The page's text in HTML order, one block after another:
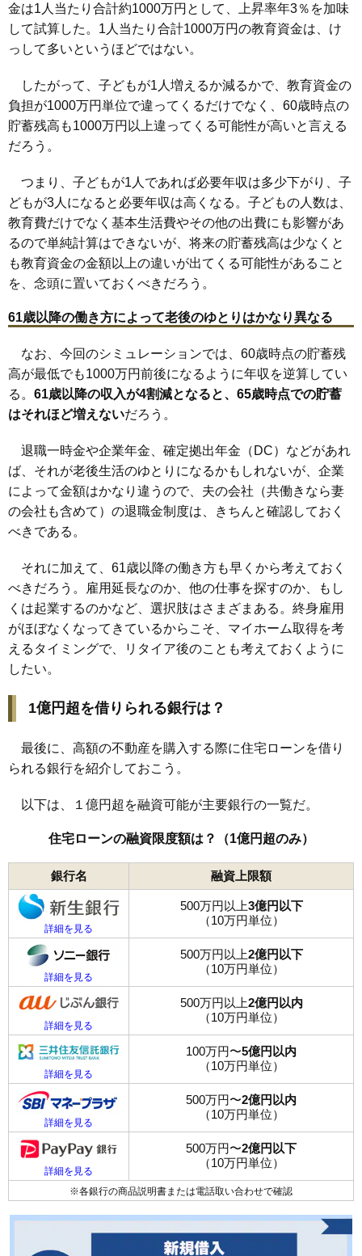
金は1人当たり合計約1000万円として、上昇率年3％を加味
して試算した。1人当たり合計1000万円の教育資金は、け
っして多いというほどではない。
したがって、子どもが1人増えるか減るかで、教育資金の
負担が1000万円単位で違ってくるだけでなく、60歳時点の
貯蓄残高も1000万円以上違ってくる可能性が高いと言える
だろう。
つまり、子どもが1人であれば必要年収は多少下がり、子
どもが3人になると必要年収は高くなる。子どもの人数は、
教育費だけでなく基本生活費やその他の出費にも影響があ
るので単純計算はできないが、将来の貯蓄残高は少なくと
も教育資金の金額以上の違いが出てくる可能性があること
を、念頭に置いておくべきだろう。
61歳以降の働き方によって老後のゆとりはかなり異なる
なお、今回のシミュレーションでは、60歳時点の貯蓄残
高が最低でも1000万円前後になるように年収を逆算してい
る。 61歳以降の収入が4割減となると、65歳時点での貯蓄
はそれほど増えないだろう。
退職一時金や企業年金、確定拠出年金（DC）などがあれ
ば、それが老後生活のゆとりになるかもしれないが、企業
によって金額はかなり違うので、夫の会社（共働きなら妻
の会社も含めて）の退職金制度は、きちんと確認しておく
べきである。
それに加えて、61歳以降の働き方も早くから考えておく
べきだろう。雇用延長なのか、他の仕事を探すのか、もし
くは起業するのかなど、選択肢はさまざまある。終身雇用
がほぼなくなってきているからこそ、マイホーム取得を考
えるタイミングで、リタイア後のことも考えておくように
したい。
1億円超を借りられる銀行は？
最後に、高額の不動産を購入する際に住宅ローンを借り
られる銀行を紹介しておこう。
以下は、１億円超を融資可能が主要銀行の一覧だ。
住宅ローンの融資限度額は？（1億円超のみ）
銀行名 融資上限額
詳細を見る
500万円以上3億円以下
（10万円単位）
詳細を見る
500万円以上2億円以下
（10万円単位）
詳細を見る
500万円以上2億円以内
（10万円単位）
詳細を見る
100万円〜5億円以内
（10万円単位）
詳細を見る
500万円〜2億円以内
（10万円単位）
詳細を見る
500万円〜2億円以下
（10万円単位）
※各銀行の商品説明書または電話取い合わせで確認